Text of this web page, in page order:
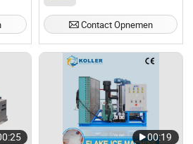
Contact Opnemen
00:19